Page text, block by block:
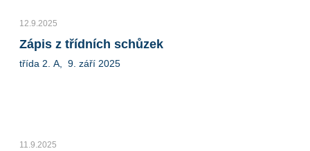
12.9.2025
Zápis z třídních schůzek
třída 2. A, 9. září 2025
11.9.2025